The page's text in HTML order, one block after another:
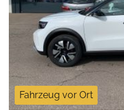
Fahrzeug vor Ort